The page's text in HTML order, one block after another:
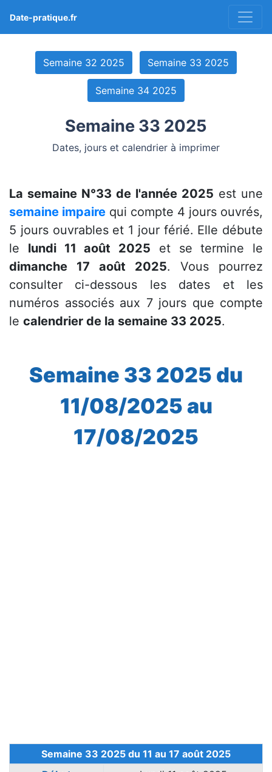
Date-pratique.fr
Semaine 32 2025 Semaine 33 2025
Semaine 34 2025
Semaine 33 2025
Dates, jours et calendrier à imprimer
La semaine N°33 de l'année 2025 est une
semaine impaire qui compte 4 jours ouvrés,
5 jours ouvrables et 1 jour férié. Elle débute
le lundi 11 août 2025 et se termine le
dimanche 17 août 2025. Vous pourrez
consulter ci-dessous les dates et les
numéros associés aux 7 jours que compte
le calendrier de la semaine 33 2025.
Semaine 33 2025 du
11/08/2025 au
17/08/2025
Semaine 33 2025 du 11 au 17 août 2025